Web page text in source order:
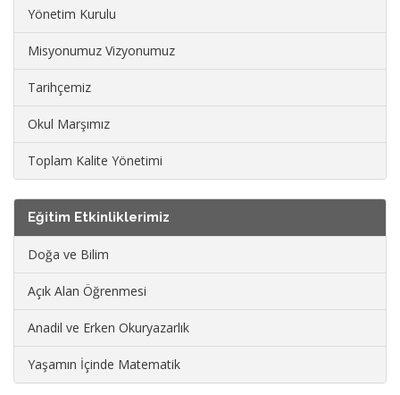
Yönetim Kurulu
Misyonumuz Vizyonumuz
Tarihçemiz
Okul Marşımız
Toplam Kalite Yönetimi
Eğitim Etkinliklerimiz
Doğa ve Bilim
Açık Alan Öğrenmesi
Anadil ve Erken Okuryazarlık
Yaşamın İçinde Matematik